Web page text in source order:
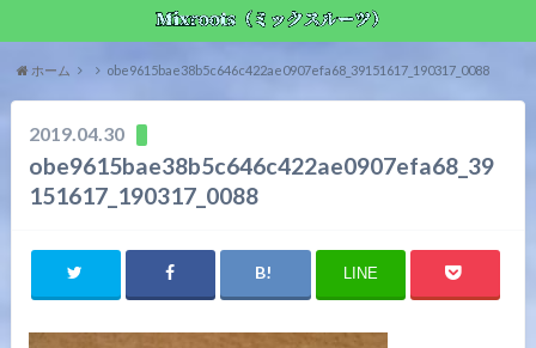
ホーム obe9615bae38b5c646c422ae0907efa68_39151617_190317_0088
2019.04.30
obe9615bae38b5c646c422ae0907efa68_39
151617_190317_0088
LINE